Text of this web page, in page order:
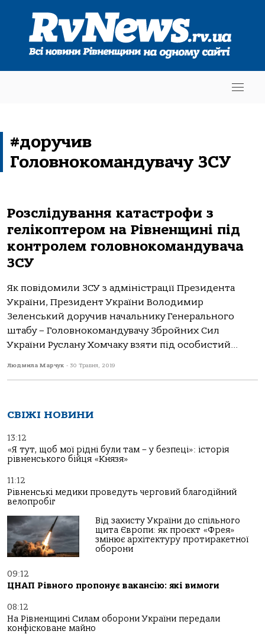
#доручив
Головнокомандувачу ЗСУ
Розслідування катастрофи з
гелікоптером на Рівненщині під
контролем головнокомандувача
ЗСУ
Як повідомили ЗСУ з адміністрації Президента
України, Президент України Володимир
Зеленський доручив начальнику Генерального
штабу – Головнокомандувачу Збройних Сил
України Руслану Хомчаку взяти під особистий...
Людмила Марчук - 30 Травня, 2019
СВІЖІ НОВИНИ
13:12
«Я тут, щоб мої рідні були там – у безпеці»: історія
рівненського бійця «Князя»
11:12
Рівненські медики проведуть черговий благодійний
велопробіг
Від захисту України до спільного
щита Європи: як проєкт «Фрея»
змінює архітектуру протиракетної
оборони
09:12
ЦНАП Рівного пропонує вакансію: які вимоги
08:12
На Рівненщині Силам оборони України передали
конфісковане майно